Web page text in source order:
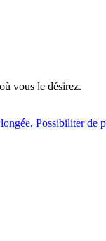
vous le désirez.